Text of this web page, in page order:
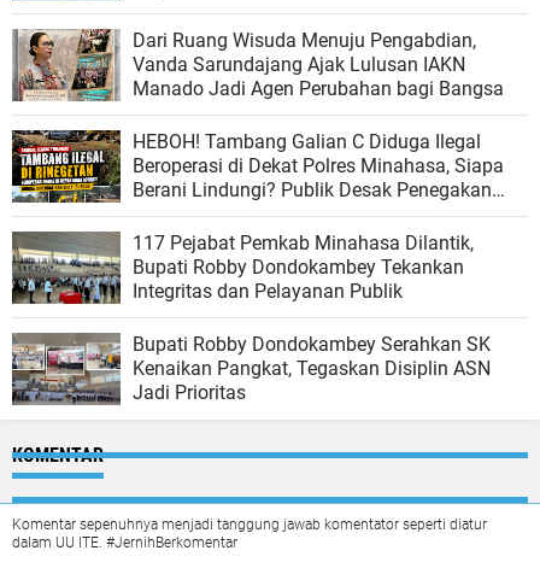
Dari Ruang Wisuda Menuju Pengabdian,
Vanda Sarundajang Ajak Lulusan IAKN
Manado Jadi Agen Perubahan bagi Bangsa
HEBOH! Tambang Galian C Diduga Ilegal
Beroperasi di Dekat Polres Minahasa, Siapa
Berani Lindungi? Publik Desak Penegakan
Hukum Tanpa Tebang Pilih
117 Pejabat Pemkab Minahasa Dilantik,
Bupati Robby Dondokambey Tekankan
Integritas dan Pelayanan Publik
Bupati Robby Dondokambey Serahkan SK
Kenaikan Pangkat, Tegaskan Disiplin ASN
Jadi Prioritas
KOMENTAR
Komentar sepenuhnya menjadi tanggung jawab komentator seperti diatur
dalam UU ITE. #JernihBerkomentar